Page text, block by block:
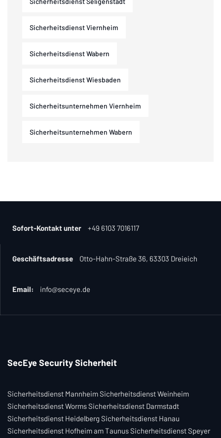
Sicherheitsdienst Viernheim
Sicherheitsdienst Wabern
Sicherheitsdienst Wiesbaden
Sicherheitsunternehmen Viernheim
Sicherheitsunternehmen Wabern
Sofort-Kontakt unter +49 6103 7016117
Geschäftsadresse Otto-Hahn-Straße 36, 63303 Dreieich
Email: info@seceye.de
SecEye Security Sicherheit
Sicherheitsdienst Mannheim Sicherheitsdienst Weinheim
Sicherheitsdienst Worms Sicherheitsdienst Darmstadt
Sicherheitsdienst Heidelberg Sicherheitsdienst Hanau
Sicherheitsdienst Hofheim am Taunus Sicherheitsdienst Speyer